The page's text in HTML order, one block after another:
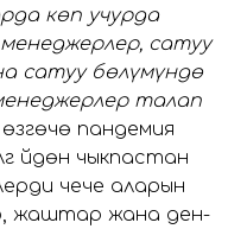
көп учурда
сатуу
сатуу бөлүмүндө
талап
пандемия
үйдөн чыкпастан
чече аларын
жаштар жана ден-